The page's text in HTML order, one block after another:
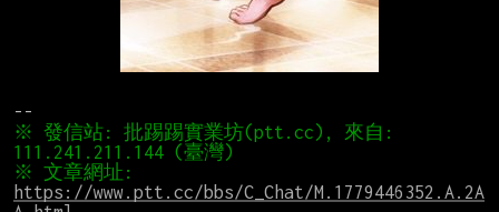
※ 發信站: 批踢踢實業坊(ptt.cc), 來自:
https://www.ptt.cc/bbs/C_Chat/M.1779446352.A.2A